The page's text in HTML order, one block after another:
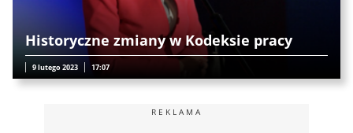
Historyczne zmiany w Kodeksie pracy
9 lutego 2023 17:07
REKLAMA